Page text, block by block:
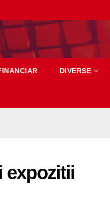
DIVERSE
expozitii